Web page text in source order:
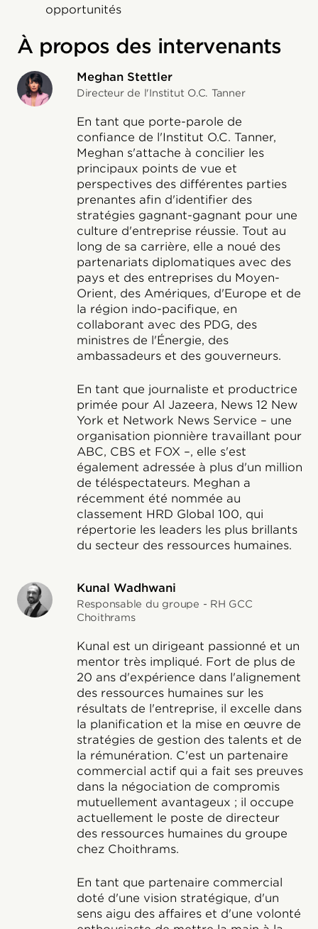
opportunités
À propos des intervenants
Meghan Stettler
Directeur de l'Institut O.C. Tanner
En tant que porte-parole de
confiance de l'Institut O.C. Tanner,
Meghan s'attache à concilier les
principaux points de vue et
perspectives des différentes parties
prenantes afin d'identifier des
stratégies gagnant-gagnant pour une
culture d'entreprise réussie. Tout au
long de sa carrière, elle a noué des
partenariats diplomatiques avec des
pays et des entreprises du Moyen-
Orient, des Amériques, d'Europe et de
la région indo-pacifique, en
collaborant avec des PDG, des
ministres de l'Énergie, des
ambassadeurs et des gouverneurs.
En tant que journaliste et productrice
primée pour Al Jazeera, News 12 New
York et Network News Service – une
organisation pionnière travaillant pour
ABC, CBS et FOX –, elle s'est
également adressée à plus d'un million
de téléspectateurs. Meghan a
récemment été nommée au
classement HRD Global 100, qui
répertorie les leaders les plus brillants
du secteur des ressources humaines.
Kunal Wadhwani
Responsable du groupe - RH GCC
Choithrams
Kunal est un dirigeant passionné et un
mentor très impliqué. Fort de plus de
20 ans d'expérience dans l'alignement
des ressources humaines sur les
résultats de l'entreprise, il excelle dans
la planification et la mise en œuvre de
stratégies de gestion des talents et de
la rémunération. C'est un partenaire
commercial actif qui a fait ses preuves
dans la négociation de compromis
mutuellement avantageux ; il occupe
actuellement le poste de directeur
des ressources humaines du groupe
chez Choithrams.
En tant que partenaire commercial
doté d'une vision stratégique, d'un
sens aigu des affaires et d'une volonté